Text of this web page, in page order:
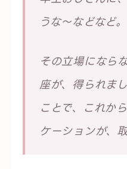
うな～などなど。
その立場になら
座が、得られま
ことで、これか
ケーションが、